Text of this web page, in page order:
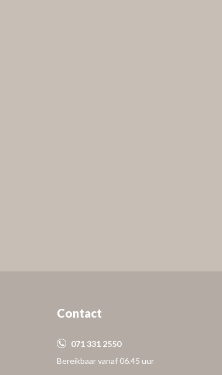
Contact
071 331 2550
Bereikbaar vanaf 06.45 uur